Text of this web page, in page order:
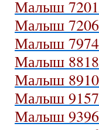
Малыш
Малыш
Малыш
Малыш
Малыш
Малыш
Малыш